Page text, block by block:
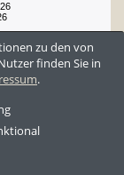
zu den von
finden Sie in
.